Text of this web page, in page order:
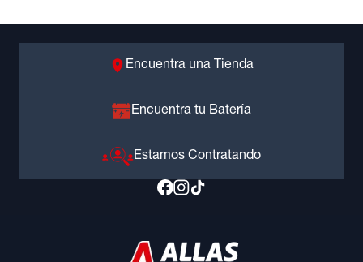
Encuentra una Tienda
Encuentra tu Batería
Estamos Contratando